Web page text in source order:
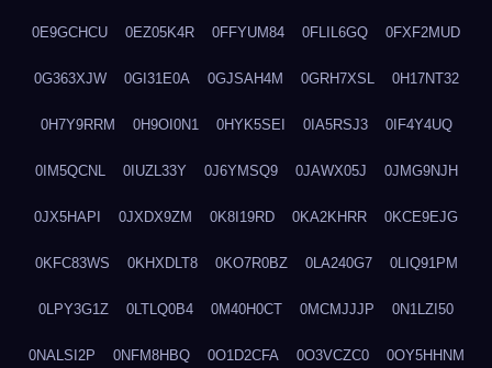
0E9GCHCU 0EZ05K4R 0FFYUM84 0FLIL6GQ 0FXF2MUD
0G363XJW 0GI31E0A 0GJSAH4M 0GRH7XSL 0H17NT32
0H7Y9RRM 0H9OI0N1 0HYK5SEI 0IA5RSJ3 0IF4Y4UQ
0IM5QCNL 0IUZL33Y 0J6YMSQ9 0JAWX05J 0JMG9NJH
0JX5HAPI 0JXDX9ZM 0K8I19RD 0KA2KHRR 0KCE9EJG
0KFC83WS 0KHXDLT8 0KO7R0BZ 0LA240G7 0LIQ91PM
0LPY3G1Z 0LTLQ0B4 0M40H0CT 0MCMJJJP 0N1LZI50
0NALSI2P 0NFM8HBQ 0O1D2CFA 0O3VCZC0 0OY5HHNM